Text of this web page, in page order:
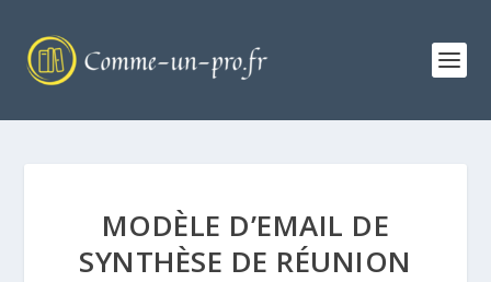
MODÈLE D’EMAIL DE
SYNTHÈSE DE RÉUNION